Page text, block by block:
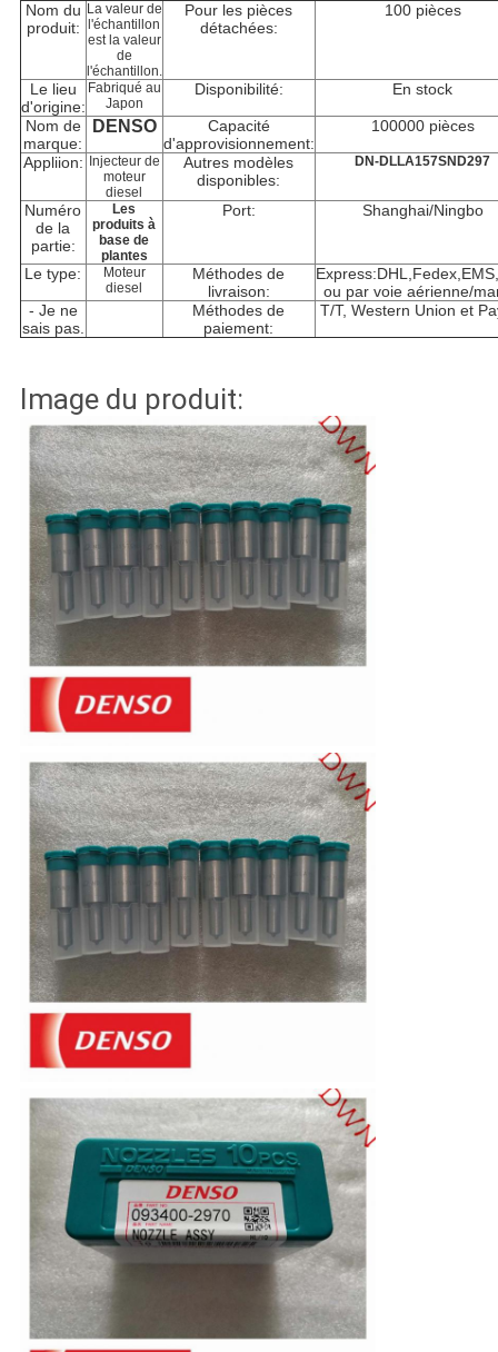
Nom du
produit:
La valeur de
l'échantillon
est la valeur
de
l'échantillon.
Pour les pièces
détachées:
100 pièces
Le lieu
d'origine:
Fabriqué au
Japon
Disponibilité: En stock
Nom de
marque:
DENSO
Capacité
d'approvisionnement:
100000 pièces
Appliion:
Injecteur de
moteur
diesel
Autres modèles
disponibles:
DN-DLLA157SND297
Numéro
de la
partie:
Les
produits à
base de
plantes
Port: Shanghai/Ningbo
Le type:
Moteur
diesel
Méthodes de
livraison:
ou par voie aérienne/
- Je ne
sais pas.
Méthodes de
paiement:
T/T, Western Union et
Image du produit: